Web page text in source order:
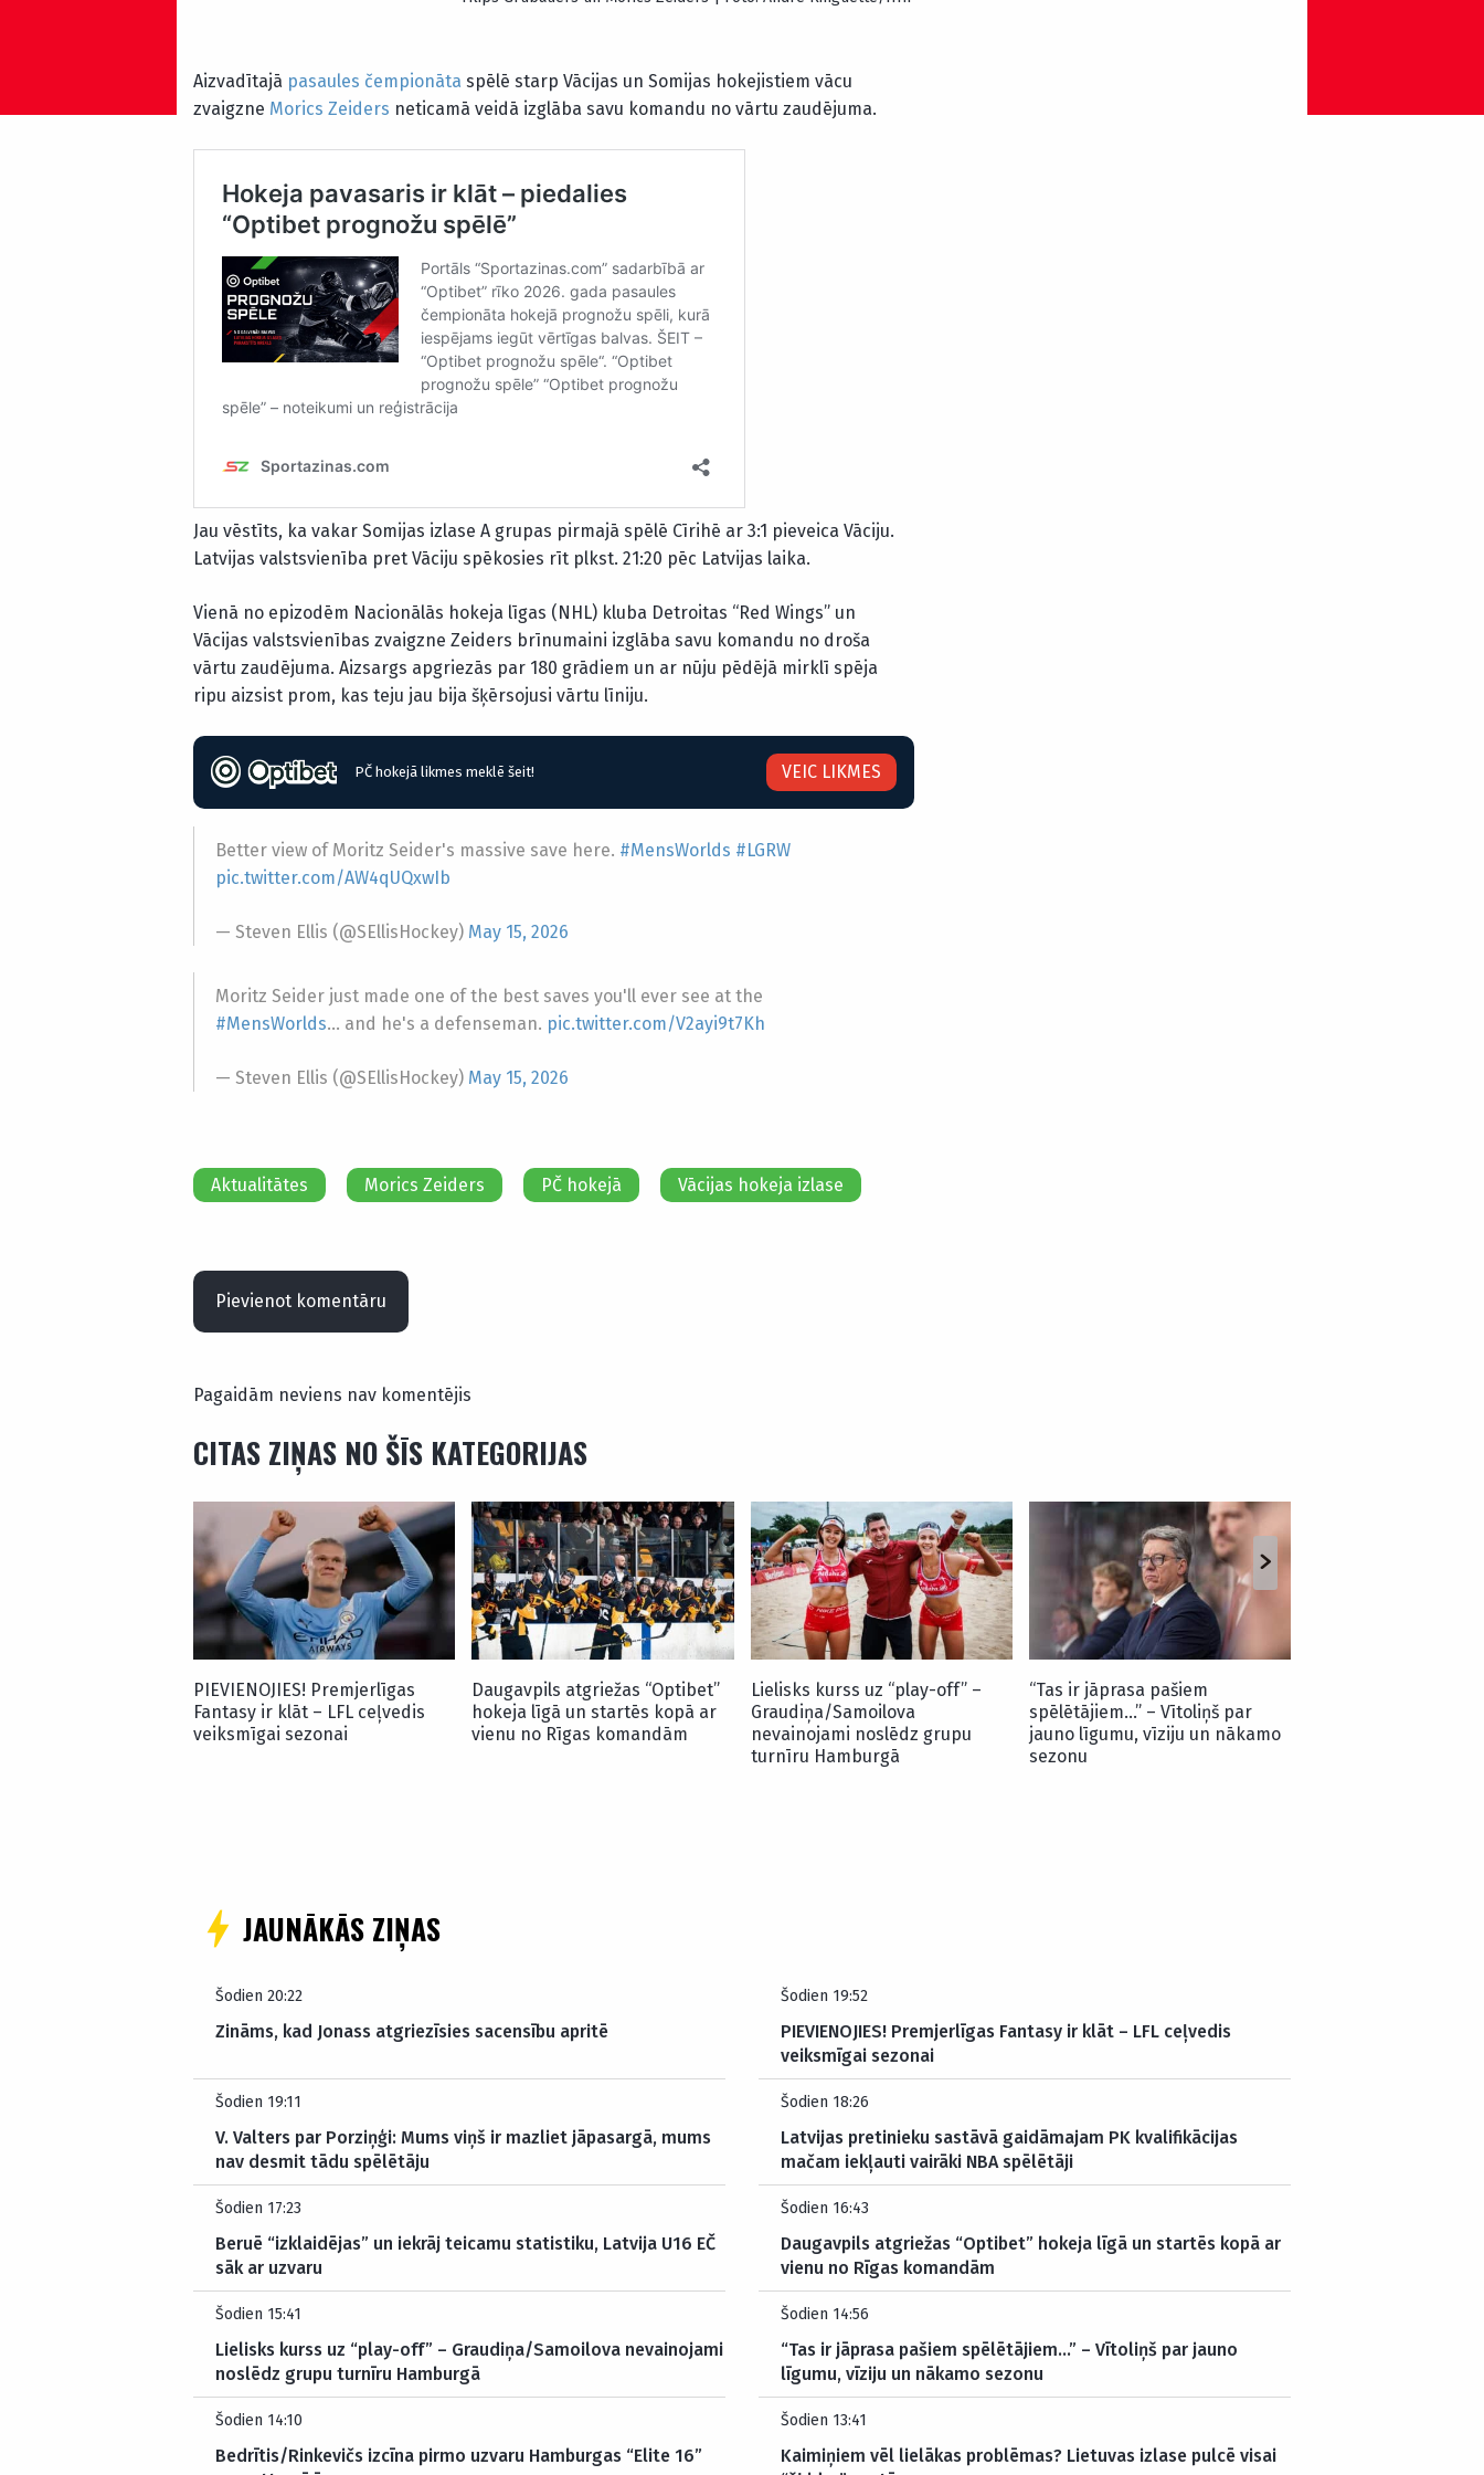
Aizvadītajā pasaules čempionāta spēlē starp Vācijas un Somijas hokejistiem vācu
zvaigzne Morics Zeiders neticamā veidā izglāba savu komandu no vārtu zaudējuma.
Jau vēstīts, ka vakar Somijas izlase A grupas pirmajā spēlē Cīrihē ar 3:1 pieveica Vāciju.
Latvijas valstsvienība pret Vāciju spēkosies rīt plkst. 21:20 pēc Latvijas laika.
Vienā no epizodēm Nacionālās hokeja līgas (NHL) kluba Detroitas “Red Wings” un
Vācijas valstsvienības zvaigzne Zeiders brīnumaini izglāba savu komandu no droša
vārtu zaudējuma. Aizsargs apgriezās par 180 grādiem un ar nūju pēdējā mirklī spēja
ripu aizsist prom, kas teju jau bija šķērsojusi vārtu līniju.
PČ hokejā likmes meklē šeit! VEIC LIKMES
Better view of Moritz Seider's massive save here. #MensWorlds #LGRW
pic.twitter.com/AW4qUQxwIb
— Steven Ellis (@SEllisHockey) May 15, 2026
Moritz Seider just made one of the best saves you'll ever see at the
#MensWorlds… and he's a defenseman. pic.twitter.com/V2ayi9t7Kh
— Steven Ellis (@SEllisHockey) May 15, 2026
Aktualitātes Morics Zeiders PČ hokejā Vācijas hokeja izlase
Pievienot komentāru
Pagaidām neviens nav komentējis
CITAS ZIŅAS NO ŠĪS KATEGORIJAS
PIEVIENOJIES! Premjerlīgas
Fantasy ir klāt – LFL ceļvedis
veiksmīgai sezonai
Daugavpils atgriežas “Optibet”
hokeja līgā un startēs kopā ar
vienu no Rīgas komandām
Lielisks kurss uz “play-off” –
Graudiņa/Samoilova
nevainojami noslēdz grupu
turnīru Hamburgā
“Tas ir jāprasa pašiem
spēlētājiem…” – Vītoliņš par
jauno līgumu, vīziju un nākamo
sezonu
JAUNĀKĀS ZIŅAS
Šodien 20:22
Zināms, kad Jonass atgriezīsies sacensību apritē
Šodien 19:52
PIEVIENOJIES! Premjerlīgas Fantasy ir klāt – LFL ceļvedis
veiksmīgai sezonai
Šodien 19:11
V. Valters par Porziņģi: Mums viņš ir mazliet jāpasargā, mums
nav desmit tādu spēlētāju
Šodien 18:26
Latvijas pretinieku sastāvā gaidāmajam PK kvalifikācijas
mačam iekļauti vairāki NBA spēlētāji
Šodien 17:23
Beruē “izklaidējas” un iekrāj teicamu statistiku, Latvija U16 EČ
sāk ar uzvaru
Šodien 16:43
Daugavpils atgriežas “Optibet” hokeja līgā un startēs kopā ar
vienu no Rīgas komandām
Šodien 15:41
Lielisks kurss uz “play-off” – Graudiņa/Samoilova nevainojami
noslēdz grupu turnīru Hamburgā
Šodien 14:56
“Tas ir jāprasa pašiem spēlētājiem…” – Vītoliņš par jauno
līgumu, vīziju un nākamo sezonu
Šodien 14:10
Bedrītis/Rinkevičs izcīna pirmo uzvaru Hamburgas “Elite 16”
Šodien 13:41
Kaimiņiem vēl lielākas problēmas? Lietuvas izlase pulcē visai